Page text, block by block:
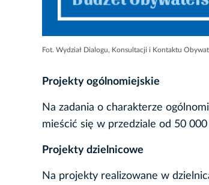
Fot. Wydział Dialogu, Konsultacji i Kontaktu
Projekty ogólnomiejskie
Na zadania o charakterze
mieścić się w przedziale od 50 000
Projekty dzielnicowe
Na projekty realizowane w